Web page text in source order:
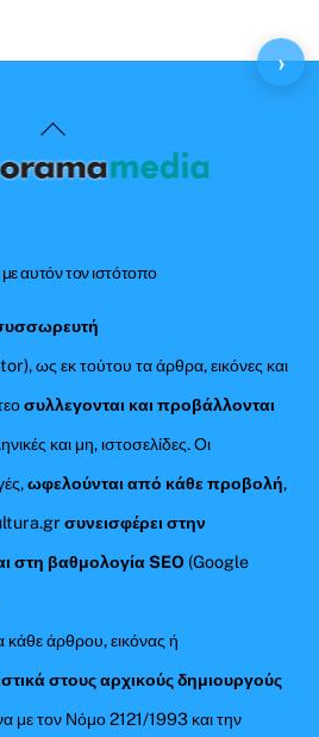
Back
To
με αυτόν τον ιστότοπο
ως εκ τούτου τα άρθρα, εικόνες και
συλλεγονται και προβάλλονται
και μη, ιστοσελίδες. Οι
ωφελούνται από κάθε προβολή,
συνεισφέρει στην
στη βαθμολογία SEO (Google
κάθε άρθρου, εικόνας ή
στους αρχικούς δημιουργούς
με τον Νόμο 2121/1993 και την
›